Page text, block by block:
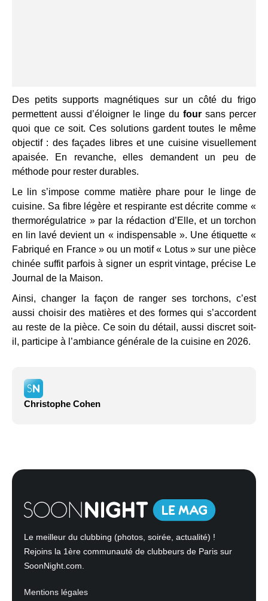
Des petits supports magnétiques sur un côté du frigo
permettent aussi d’éloigner le linge du four sans percer
quoi que ce soit. Ces solutions gardent toutes le même
objectif : des façades libres et une cuisine visuellement
apaisée. En revanche, elles demandent un peu de
méthode pour rester durables.
Le lin s’impose comme matière phare pour le linge de
cuisine. Sa fibre légère et respirante est décrite comme «
thermorégulatrice » par la rédaction d’Elle, et un torchon
en lin lavé devient un « indispensable ». Une étiquette «
Fabriqué en France » ou un motif « Lotus » sur une pièce
chinée suffit parfois à signer un esprit vintage, précise Le
Journal de la Maison.
Ainsi, changer la façon de ranger ses torchons, c’est
aussi choisir des matières et des formes qui s’accordent
au reste de la pièce. Ce soin du détail, aussi discret soit-
il, participe à l’ambiance générale de la cuisine en 2026.
Christophe Cohen
Le meilleur du clubbing (photos, soirée, actualité) !
Rejoins la 1ère communauté de clubbeurs de Paris sur
SoonNight.com.
Mentions légales